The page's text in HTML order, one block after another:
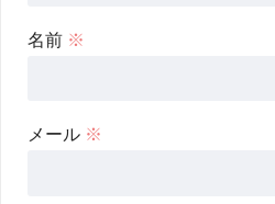
名前 ※
メール ※